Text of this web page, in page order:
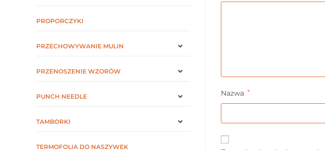
Nazwa *
PROPORCZYKI
PRZECHOWYWANIE MULIN
PRZENOSZENIE WZORÓW
PUNCH NEEDLE
TAMBORKI
TERMOFOLIA DO NASZYWEK